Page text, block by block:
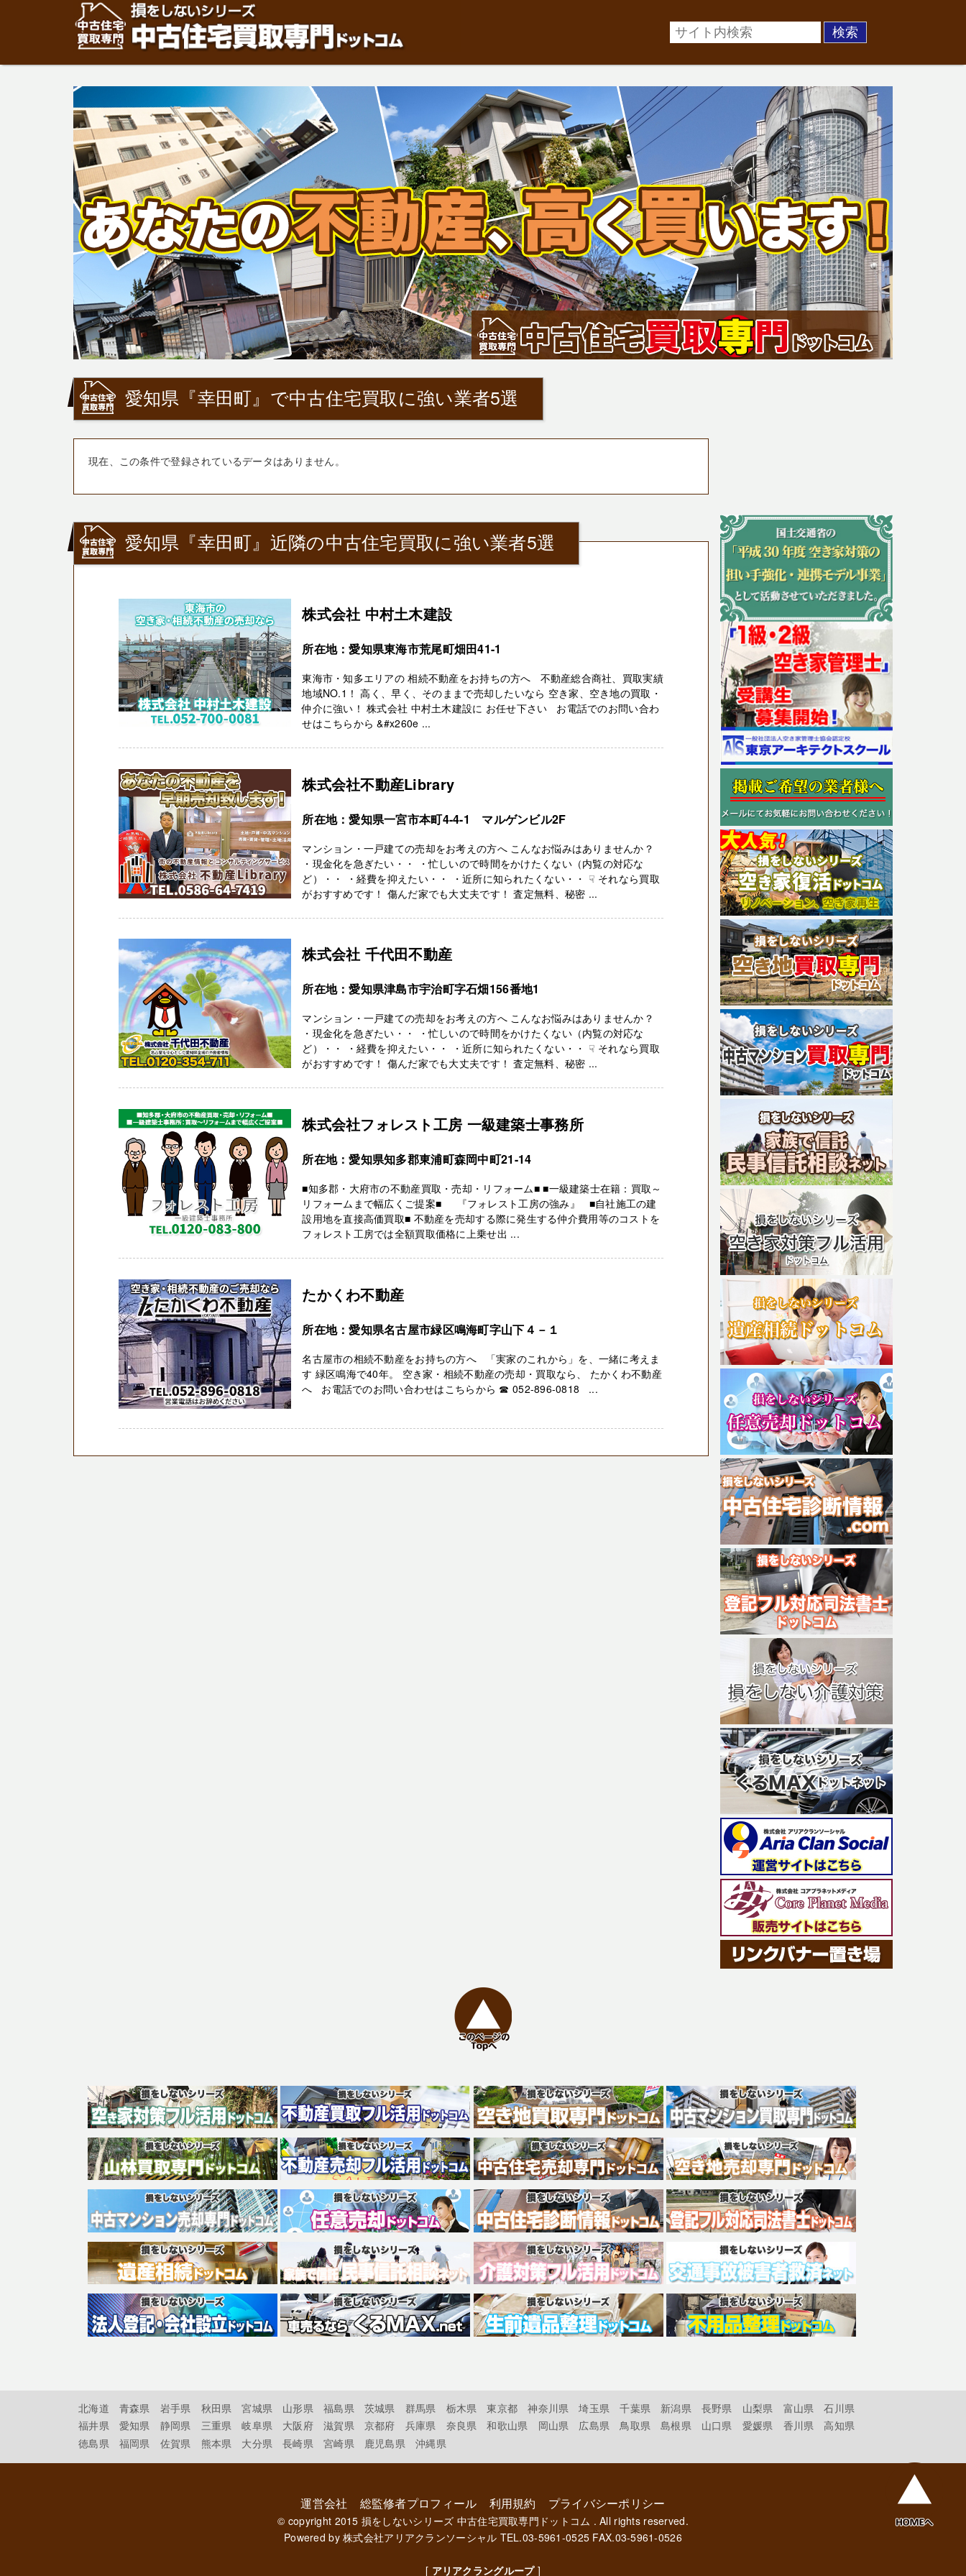
愛知県『幸田町』で中古住宅買取に強い業者5選
現在、この条件で登録されているデータはありません。
愛知県『幸田町』近隣の中古住宅買取に強い業者5選
株式会社 中村土木建設
所在地：愛知県東海市荒尾町畑田41-1
東海市・知多エリアの 相続不動産をお持ちの方へ 不動産総合商社、買取実績
地域NO.1！ 高く、早く、そのままで売却したいなら 空き家、空き地の買取・
仲介に強い！ 株式会社 中村土木建設に お任せ下さい お電話でのお問い合わ
せはこちらから &#x260e ...
株式会社不動産Library
所在地：愛知県一宮市本町4-4-1 マルゲンビル2F
マンション・一戸建ての売却をお考えの方へ こんなお悩みはありませんか？
・現金化を急ぎたい・・ ・忙しいので時間をかけたくない（内覧の対応な
ど）・・ ・経費を抑えたい・・ ・近所に知られたくない・・ ☟ それなら買取
がおすすめです！ 傷んだ家でも大丈夫です！ 査定無料、秘密 ...
株式会社 千代田不動産
所在地：愛知県津島市宇治町字石畑156番地1
マンション・一戸建ての売却をお考えの方へ こんなお悩みはありませんか？
・現金化を急ぎたい・・ ・忙しいので時間をかけたくない（内覧の対応な
ど）・・ ・経費を抑えたい・・ ・近所に知られたくない・・ ☟ それなら買取
がおすすめです！ 傷んだ家でも大丈夫です！ 査定無料、秘密 ...
株式会社フォレスト工房 一級建築士事務所
所在地：愛知県知多郡東浦町森岡中町21-14
■知多郡・大府市の不動産買取・売却・リフォーム■ ■一級建築士在籍：買取～
リフォームまで幅広くご提案■ 『フォレスト工房の強み』 ■自社施工の建
設用地を直接高価買取■ 不動産を売却する際に発生する仲介費用等のコストを
フォレスト工房では全額買取価格に上乗せ出 ...
たかくわ不動産
所在地：愛知県名古屋市緑区鳴海町字山下４－１
名古屋市の相続不動産をお持ちの方へ 「実家のこれから」を、一緒に考えま
す 緑区鳴海で40年。 空き家・相続不動産の売却・買取なら、 たかくわ不動産
へ お電話でのお問い合わせはこちらから ☎ 052-896-0818 ...
北海道 青森県 岩手県 秋田県 宮城県 山形県 福島県 茨城県 群馬県 栃木県 東京都 神奈川県 埼玉県 千葉県 新潟県 長野県 山梨県 富山県
石川県
福井県
愛知県 静岡県 三重県 岐阜県 大阪府 滋賀県 京都府 兵庫県 奈良県 和歌山県 岡山県 広島県 鳥取県 島根県 山口県 愛媛県 香川県
高知県
徳島県
福岡県 佐賀県 熊本県 大分県 長崎県 宮崎県 鹿児島県 沖縄県
運営会社 総監修者プロフィール 利用規約 プライバシーポリシー
© copyright 2015 損をしないシリーズ 中古住宅買取専門ドットコム . All rights reserved.
Powered by株式会社アリアクランソーシャル TEL.03-5961-0525 FAX.03-5961-0526
[ アリアクラングループ]